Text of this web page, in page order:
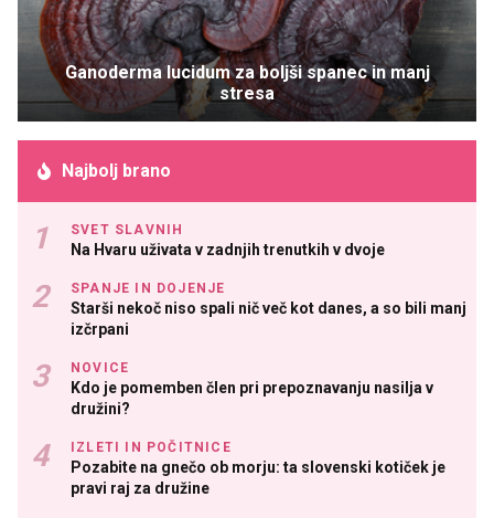
Ganoderma lucidum za boljši spanec in manj
stresa
Najbolj brano
SVET SLAVNIH
Na Hvaru uživata v zadnjih trenutkih v dvoje
SPANJE IN DOJENJE
Starši nekoč niso spali nič več kot danes, a so bili manj
izčrpani
NOVICE
Kdo je pomemben člen pri prepoznavanju nasilja v
družini?
IZLETI IN POČITNICE
Pozabite na gnečo ob morju: ta slovenski kotiček je
pravi raj za družine